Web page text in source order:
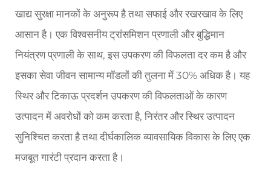
खाद्य सुरक्षा मानकों के अनुरूप है तथा सफाई और रखरखाव के लिए
आसान है। एक विश्वसनीय ट्रांसमिशन प्रणाली और बुद्धिमान
नियंत्रण प्रणाली के साथ, इस उपकरण की विफलता दर कम है और
इसका सेवा जीवन सामान्य मॉडलों की तुलना में 30% अधिक है। यह
स्थिर और टिकाऊ प्रदर्शन उपकरण की विफलताओं के कारण
उत्पादन में अवरोधों को कम करता है, निरंतर और स्थिर उत्पादन
सुनिश्चित करता है तथा दीर्घकालिक व्यावसायिक विकास के लिए एक
मजबूत गारंटी प्रदान करता है।